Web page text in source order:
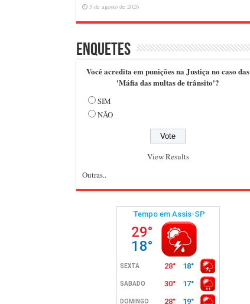
5 de agosto de 2026
Enquetes
Você acredita em punições na Justiça no caso das
'Máfia das multas de trânsito'?
SIM
NÃO
View Results
Outras..